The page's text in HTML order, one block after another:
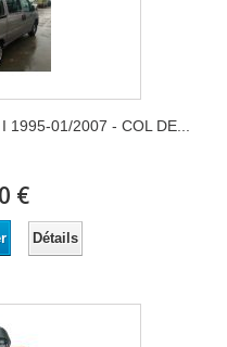
1995-01/2007 - COL DE...
€
Détails